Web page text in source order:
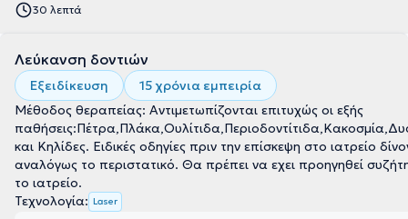
30 λεπτά
Λεύκανση δοντιών
Εξειδίκευση
15 χρόνια εμπειρία
Μέθοδος θεραπείας: Αντιμετωπίζονται επιτυχώς οι εξής
και Κηλίδες. Ειδικές οδηγίες πριν την επίσκεψη στο ιατρείο
αναλόγως το περιστατικό. Θα πρέπει να εχει προηγηθεί
το ιατρείο.
Τεχνολογία: Laser